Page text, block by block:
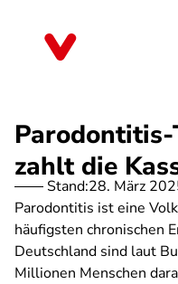
zahlt die
Stand:28. März
Parodontitis ist eine
häufigsten chronischen
Deutschland sind laut
Millionen Menschen